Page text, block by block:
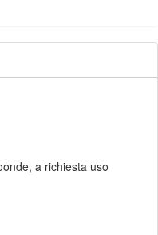
a richiesta uso